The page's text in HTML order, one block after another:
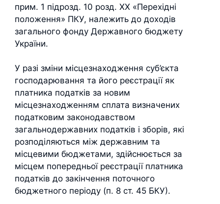
прим. 1 підрозд. 10 розд. XX «Перехідні
положення» ПКУ, належить до доходів
загального фонду Державного бюджету
України.
У разі зміни місцезнаходження суб’єкта
господарювання та його реєстрації як
платника податків за новим
місцезнаходженням сплата визначених
податковим законодавством
загальнодержавних податків і зборів, які
розподіляються між державним та
місцевими бюджетами, здійснюється за
місцем попередньої реєстрації платника
податків до закінчення поточного
бюджетного періоду (п. 8 ст. 45 БКУ).